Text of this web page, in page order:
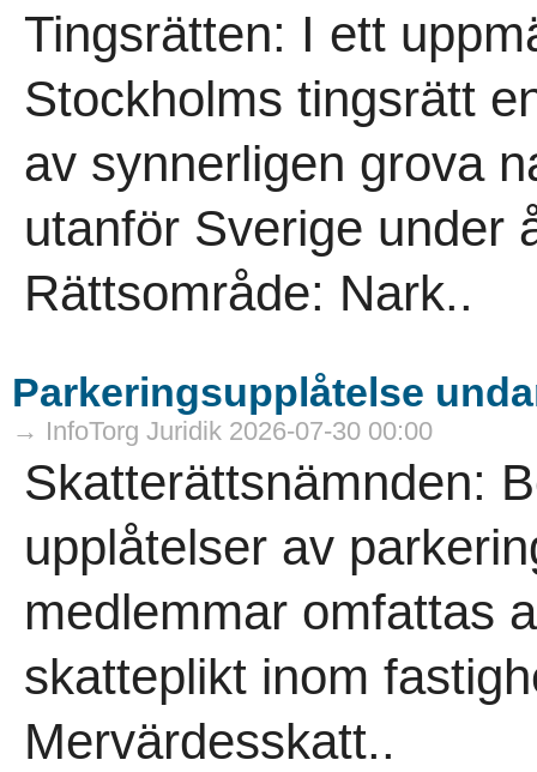
Tingsrätten: I ett
Stockholms tingsrätt
av synnerligen grova
utanför Sverige under
Rättsområde: Nark..
Parkeringsupplåtelse
→ InfoTorg Juridik 2026-07-30 00:00
Skatterättsnämnden:
upplåtelser av
medlemmar omfattas
skatteplikt inom
Mervärdesskatt..